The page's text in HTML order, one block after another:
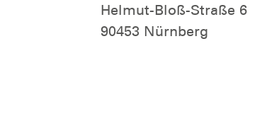
Helmut-Bloß-Straße 6
90453 Nürnberg